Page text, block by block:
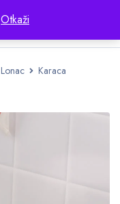
Otkaži
Lonac
Karaca